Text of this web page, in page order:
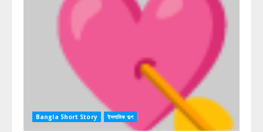
Bangla Short Story ইসলামিক গল্প